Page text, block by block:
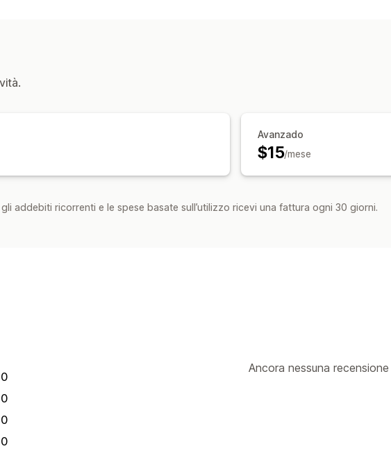
Più magazzini
Avanzado
$15/mese
addebiti ricorrenti e le spese basate sull’utilizzo ricevi una fattura ogni 30 giorni.
0
0
0
0
Ancora nessuna recensione